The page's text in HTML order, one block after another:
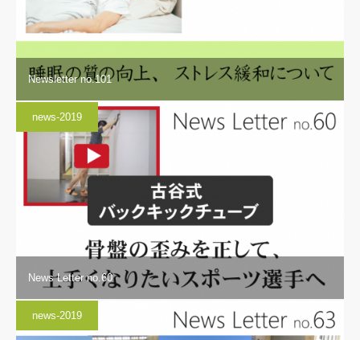
Newsletter no.101
news-2019
News Letter no.60
news-2019